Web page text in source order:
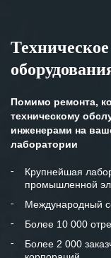
Помимо ремонта,
техническому
инженерами на
лаборатории
Крупнейшая
промышленной
Международный
Более 10 000
Более 2 000